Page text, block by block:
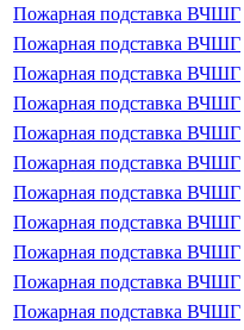
Пожарная подставка ВЧШГ
Пожарная подставка ВЧШГ
Пожарная подставка ВЧШГ
Пожарная подставка ВЧШГ
Пожарная подставка ВЧШГ
Пожарная подставка ВЧШГ
Пожарная подставка ВЧШГ
Пожарная подставка ВЧШГ
Пожарная подставка ВЧШГ
Пожарная подставка ВЧШГ
Пожарная подставка ВЧШГ